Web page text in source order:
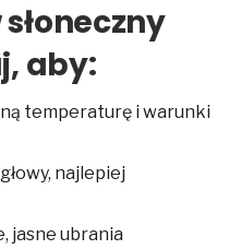
aby:
temperaturę i warunki
najlepiej
jasne ubrania